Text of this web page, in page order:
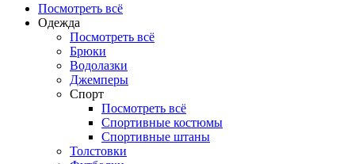
Посмотреть всё
Одежда
Посмотреть всё
Брюки
Водолазки
Джемперы
Спорт
Посмотреть всё
Спортивные костюмы
Спортивные штаны
Толстовки